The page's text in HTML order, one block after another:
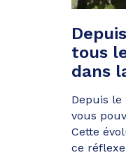
tous
dans
Depuis le
vous
Cette
ce